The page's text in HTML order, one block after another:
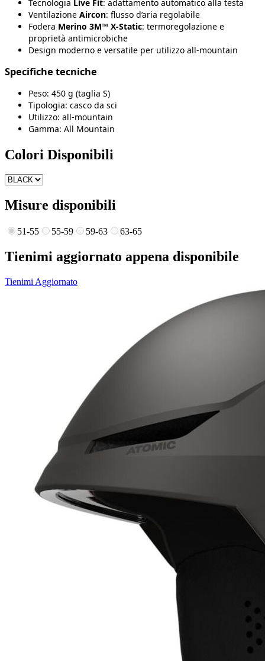
Tecnologia Live Fit: adattamento automatico alla testa
Ventilazione Aircon: flusso d’aria regolabile
Fodera Merino 3M™ X-Static: termoregolazione e
proprietà antimicrobiche
Design moderno e versatile per utilizzo all-mountain
Specifiche tecniche
Peso: 450 g (taglia S)
Tipologia: casco da sci
Utilizzo: all-mountain
Gamma: All Mountain
Colori Disponibili
Misure disponibili
51-55 55-59 59-63 63-65
Tienimi aggiornato appena disponibile
Tienimi Aggiornato